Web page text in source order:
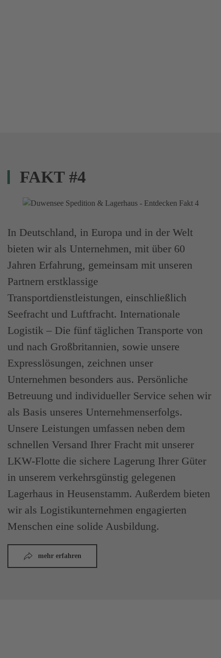
FAKT #4
In Deutschland, in Europa und in der Welt
bieten wir als Unternehmen, mit über 60
Jahren Erfahrung, gemeinsam mit unseren
Partnern erstklassige
Transportdienstleistungen, einschließlich
Seefracht und Luftfracht. Internationale
Logistik – Die fünf täglichen Transporte von
und nach Großbritannien, sowie unsere
Expresslösungen, zeichnen unser
Unternehmen besonders aus. Persönliche
Betreuung und individueller Service sehen wir
als Basis unseres Unternehmenserfolgs.
Unsere Leistungen umfassen neben dem
schnellen Versand Ihrer Fracht mit unserer
LKW-Flotte die sichere Lagerung Ihrer Güter
in unserem verkehrsgünstig gelegenen
Lagerhaus in Heusenstamm. Außerdem bieten
wir als Logistikunternehmen engagierten
Menschen eine solide Ausbildung.
mehr erfahren